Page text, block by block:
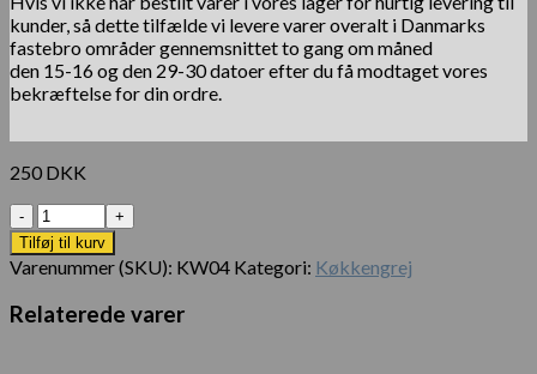
kunder, så dette tilfælde vi levere varer overalt i Danmarks
fastebro områder gennemsnittet to gang om måned
den 15-16 og den 29-30 datoer efter du få modtaget vores
bekræftelse for din ordre.
250 DKK
Antal
Tilføj til kurv
Varenummer (SKU): KW04 Kategori: Køkkengrej
Relaterede varer